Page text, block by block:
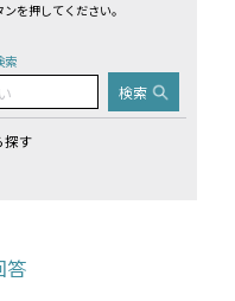
を押してください。
索
探す
答